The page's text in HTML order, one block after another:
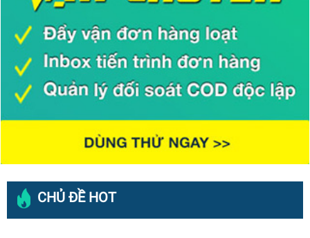
CHỦ ĐỀ HOT